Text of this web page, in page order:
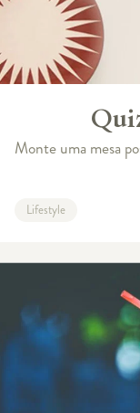
Monte uma mesa
Lifestyle